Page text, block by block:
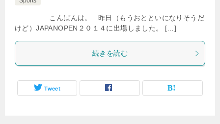
こんばんは。 昨日（もうおとといになりそうだ
けど）JAPANOPEN２０１４に出場しました。 […]
続きを読む
Tweet